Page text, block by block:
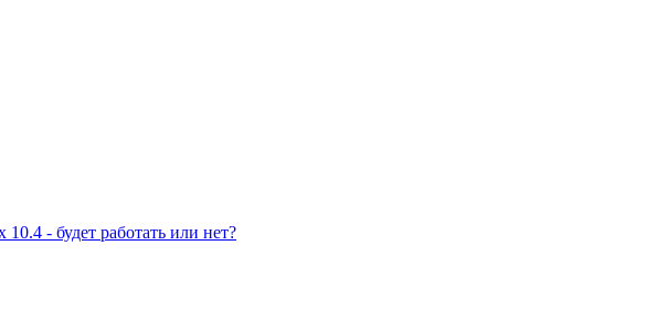
- будет работать или нет?